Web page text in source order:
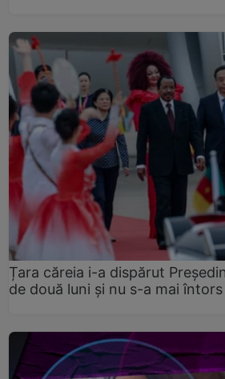
Țara căreia i-a dispărut
de două luni și nu s-a mai întors